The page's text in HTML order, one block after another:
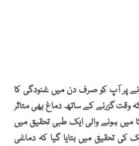
پر آپ کو صرف دن میں غنودگی کا
وقت گزرنے کے ساتھ دماغ بھی متاثر
میں ہونے والی ایک طبی تحقیق میں
کی تحقیق میں بتایا گیا کہ دماغی